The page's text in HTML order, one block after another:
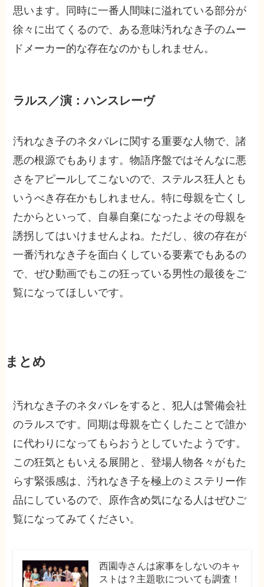
思います。同時に一番人間味に溢れている部分が
徐々に出てくるので、ある意味汚れなき子のムー
ドメーカー的な存在なのかもしれません。
ラルス／演：ハンスレーヴ
汚れなき子のネタバレに関する重要な人物で、諸
悪の根源でもあります。物語序盤ではそんなに悪
さをアピールしてこないので、ステルス狂人とも
いうべき存在かもしれません。特に母親を亡くし
たからといって、自暴自棄になったよその母親を
誘拐してはいけませんよね。ただし、彼の存在が
一番汚れなき子を面白くしている要素でもあるの
で、ぜひ動画でもこの狂っている男性の最後をご
覧になってほしいです。
まとめ
汚れなき子のネタバレをすると、犯人は警備会社
のラルスです。同期は母親を亡くしたことで誰か
に代わりになってもらおうとしていたようです。
この狂気ともいえる展開と、登場人物各々がもた
らす緊張感は、汚れなき子を極上のミステリー作
品にしているので、原作含め気になる人はぜひご
覧になってみてください。
西園寺さんは家事をしないのキャ
ストは？主題歌についても調査！